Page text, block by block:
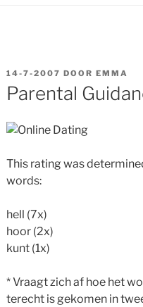
GEPLAATST
OP
14-7-2007 DOOR EMMA
Parental
This rating was
words:
hell (7x)
hoor (2x)
kunt (1x)
* Vraagt zich af hoe het
terecht is gekomen in